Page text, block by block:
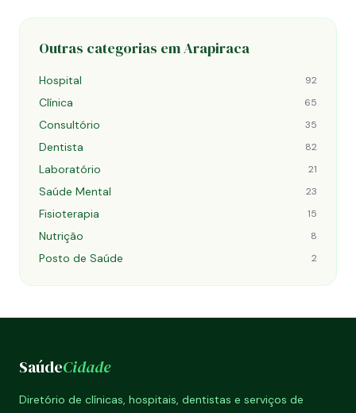
Outras categorias em Arapiraca
Hospital 92
Clínica 65
Consultório 35
Dentista 82
Laboratório 21
Saúde Mental 23
Fisioterapia 15
Nutrição 8
Posto de Saúde 2
SaúdeCidade
Diretório de clínicas, hospitais, dentistas e serviços de